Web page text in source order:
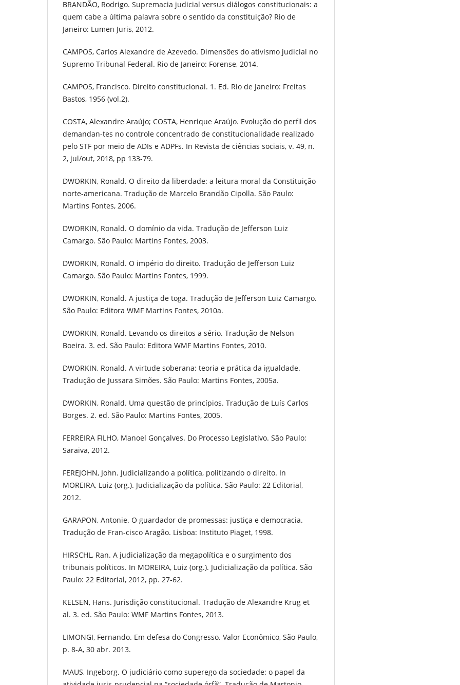
BRANDÃO, Rodrigo. Supremacia judicial versus diálogos constitucionais: a
quem cabe a última palavra sobre o sentido da constituição? Rio de
Janeiro: Lumen Juris, 2012.
CAMPOS, Carlos Alexandre de Azevedo. Dimensões do ativismo judicial no
Supremo Tribunal Federal. Rio de Janeiro: Forense, 2014.
CAMPOS, Francisco. Direito constitucional. 1. Ed. Rio de Janeiro: Freitas
Bastos, 1956 (vol.2).
COSTA, Alexandre Araújo; COSTA, Henrique Araújo. Evolução do perfil dos
demandan-tes no controle concentrado de constitucionalidade realizado
pelo STF por meio de ADIs e ADPFs. In Revista de ciências sociais, v. 49, n.
2, jul/out, 2018, pp 133-79.
DWORKIN, Ronald. O direito da liberdade: a leitura moral da Constituição
norte-americana. Tradução de Marcelo Brandão Cipolla. São Paulo:
Martins Fontes, 2006.
DWORKIN, Ronald. O domínio da vida. Tradução de Jefferson Luiz
Camargo. São Paulo: Martins Fontes, 2003.
DWORKIN, Ronald. O império do direito. Tradução de Jefferson Luiz
Camargo. São Paulo: Martins Fontes, 1999.
DWORKIN, Ronald. A justiça de toga. Tradução de Jefferson Luiz Camargo.
São Paulo: Editora WMF Martins Fontes, 2010a.
DWORKIN, Ronald. Levando os direitos a sério. Tradução de Nelson
Boeira. 3. ed. São Paulo: Editora WMF Martins Fontes, 2010.
DWORKIN, Ronald. A virtude soberana: teoria e prática da igualdade.
Tradução de Jussara Simões. São Paulo: Martins Fontes, 2005a.
DWORKIN, Ronald. Uma questão de princípios. Tradução de Luís Carlos
Borges. 2. ed. São Paulo: Martins Fontes, 2005.
FERREIRA FILHO, Manoel Gonçalves. Do Processo Legislativo. São Paulo:
Saraiva, 2012.
FEREJOHN, John. Judicializando a política, politizando o direito. In
MOREIRA, Luiz (org.). Judicialização da política. São Paulo: 22 Editorial,
2012.
GARAPON, Antonie. O guardador de promessas: justiça e democracia.
Tradução de Fran-cisco Aragão. Lisboa: Instituto Piaget, 1998.
HIRSCHL, Ran. A judicialização da megapolítica e o surgimento dos
tribunais políticos. In MOREIRA, Luiz (org.). Judicialização da política. São
Paulo: 22 Editorial, 2012, pp. 27-62.
KELSEN, Hans. Jurisdição constitucional. Tradução de Alexandre Krug et
al. 3. ed. São Paulo: WMF Martins Fontes, 2013.
LIMONGI, Fernando. Em defesa do Congresso. Valor Econômico, São Paulo,
p. 8-A, 30 abr. 2013.
MAUS, Ingeborg. O judiciário como superego da sociedade: o papel da